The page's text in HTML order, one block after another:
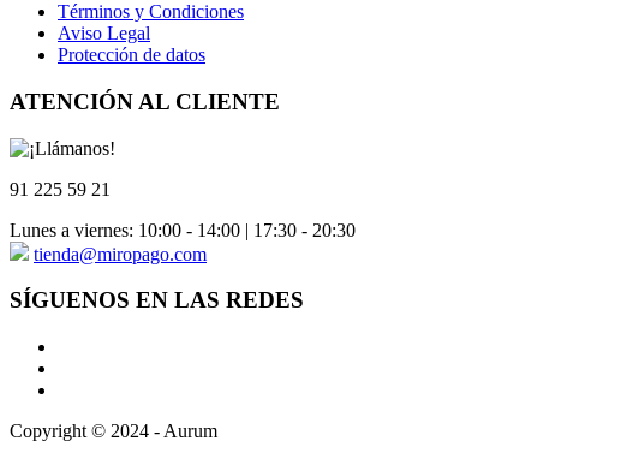
Términos y Condiciones
Aviso Legal
Protección de datos
ATENCIÓN AL CLIENTE
91 225 59 21
Lunes a viernes: 10:00 - 14:00 | 17:30 - 20:30
tienda@miropago.com
SÍGUENOS EN LAS REDES
Copyright © 2024 - Aurum